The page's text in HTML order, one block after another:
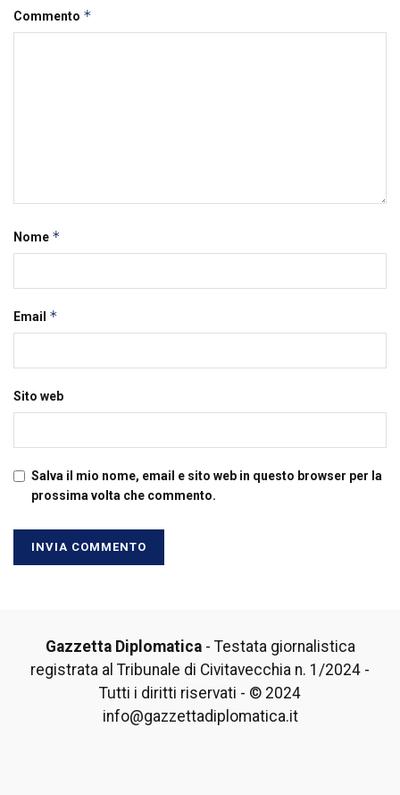
Commento *
Nome *
Email *
Sito web
Salva il mio nome, email e sito web in questo browser per la
prossima volta che commento.
Gazzetta Diplomatica- Testata giornalistica
registrata al Tribunale di Civitavecchia n. 1/2024 -
Tutti i diritti riservati - © 2024
info@gazzettadiplomatica.it